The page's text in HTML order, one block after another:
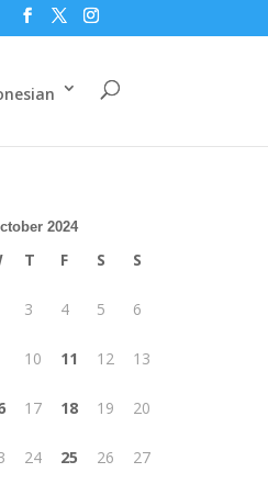
2024
T F S S
3 4 5 6
10 11 12 13
17 18 19 20
24 25 26 27